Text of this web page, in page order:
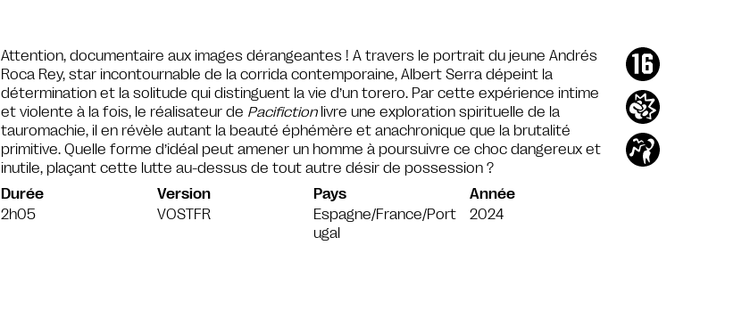
Attention, documentaire aux images dérangeantes ! A travers le portrait du jeune Andrés
Roca Rey, star incontournable de la corrida contemporaine, Albert Serra dépeint la
détermination et la solitude qui distinguent la vie d’un torero. Par cette expérience intime
et violente à la fois, le réalisateur de Pacifiction livre une exploration spirituelle de la
tauromachie, il en révèle autant la beauté éphémère et anachronique que la brutalité
primitive. Quelle forme d’idéal peut amener un homme à poursuivre ce choc dangereux et
inutile, plaçant cette lutte au-dessus de tout autre désir de possession ?
Durée
2h05
Version
VOSTFR
Pays
Espagne/France/Port
ugal
Année
2024